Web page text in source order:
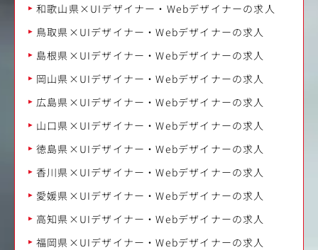
和歌山県×UIデザイナー・Webデザイナーの求人
鳥取県×UIデザイナー・Webデザイナーの求人
島根県×UIデザイナー・Webデザイナーの求人
岡山県×UIデザイナー・Webデザイナーの求人
広島県×UIデザイナー・Webデザイナーの求人
山口県×UIデザイナー・Webデザイナーの求人
徳島県×UIデザイナー・Webデザイナーの求人
香川県×UIデザイナー・Webデザイナーの求人
愛媛県×UIデザイナー・Webデザイナーの求人
高知県×UIデザイナー・Webデザイナーの求人
福岡県×UIデザイナー・Webデザイナーの求人